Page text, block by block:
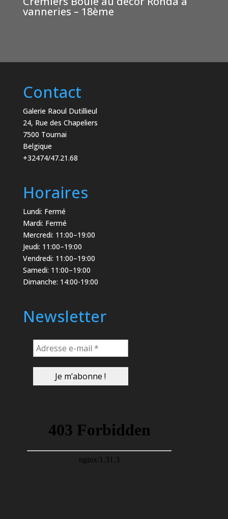
vanneries – 18ème
Contact
Galerie Raoul Dutillieul
24, Rue des Chapeliers
7500 Tournai
Belgique
+32474/47.21.68
Horaires
Lundi: Fermé
Mardi: Fermé
Mercredi: 11:00–19:00
Jeudi: 11:00–19:00
Vendredi: 11:00–19:00
Samedi: 11:00–19:00
Dimanche: 14:00-19:00
Newsletter